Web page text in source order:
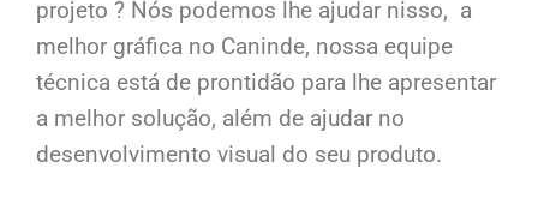
projeto ? Nós podemos lhe ajudar nisso, a
melhor gráfica no Caninde, nossa equipe
técnica está de prontidão para lhe apresentar
a melhor solução, além de ajudar no
desenvolvimento visual do seu produto.